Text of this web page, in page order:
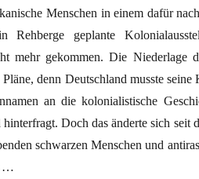
Menschen in einem dafür
Rehberge geplante
mehr gekommen. Die Niederlage
denn Deutschland musste seine
an die kolonialistische
Doch das änderte sich seit
schwarzen Menschen und
…